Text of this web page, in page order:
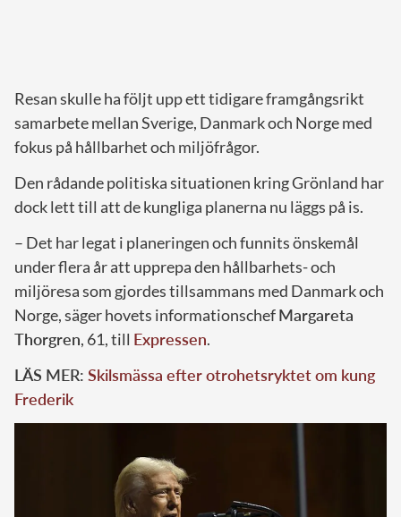
Resan skulle ha följt upp ett tidigare framgångsrikt
samarbete mellan Sverige, Danmark och Norge med
fokus på hållbarhet och miljöfrågor.
Den rådande politiska situationen kring Grönland har
dock lett till att de kungliga planerna nu läggs på is.
– Det har legat i planeringen och funnits önskemål
under flera år att upprepa den hållbarhets- och
miljöresa som gjordes tillsammans med Danmark och
Norge, säger hovets informationschefMargareta
Thorgren, 61, till Expressen.
LÄS MER: Skilsmässa efter otrohetsryktet om kung
Frederik